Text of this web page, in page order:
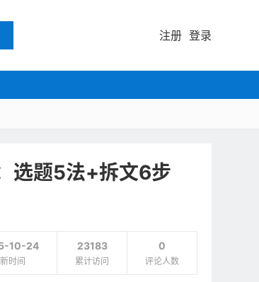
注册 登录
选题5法+拆文6步
0
评论人数
23183
累计访问
10-24
时间